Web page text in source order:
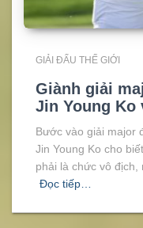
GIẢI ĐẤU THẾ GIỚI
Giành giải
Jin Young
Bước vào giải major
Jin Young Ko cho
phải là chức vô
Đọc tiếp…